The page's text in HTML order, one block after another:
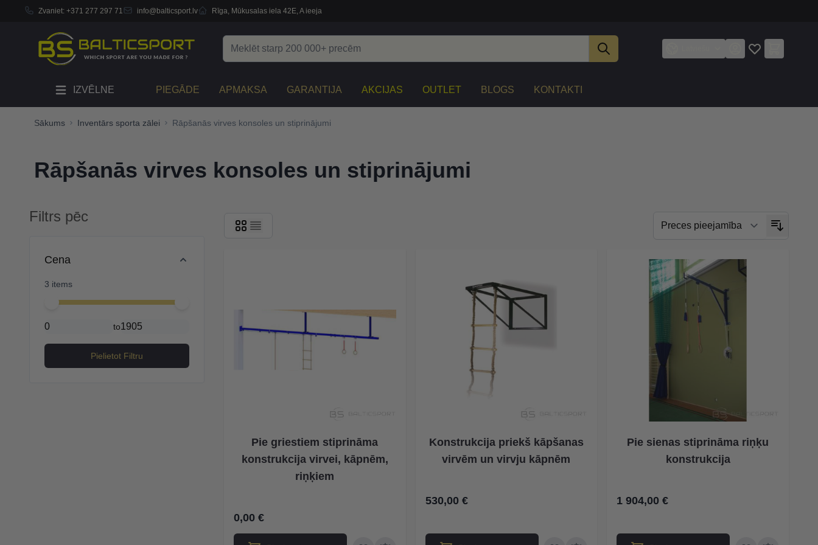
Zvaniet: +371 277 297 71 info@balticsport.lv Rīga, Mūkusalas iela 42E, A ieeja
IZVĒLNE PIEGĀDE APMAKSA GARANTIJA AKCIJAS OUTLET BLOGS KONTAKTI
Sākums Inventārs sporta zālei Rāpšanās virves konsoles un stiprinājumi
Rāpšanās virves konsoles un stiprinājumi
Filtrs pēc
Cena
3 items
Minimal price
Maximum price
to
Pielietot Filtru
Pie griestiem stiprināma
konstrukcija virvei, kāpnēm,
riņķiem
0,00 €
Konstrukcija priekš kāpšanas
virvēm un virvju kāpnēm
530,00 €
Pie sienas stiprināma riņķu
konstrukcija
1 904,00 €